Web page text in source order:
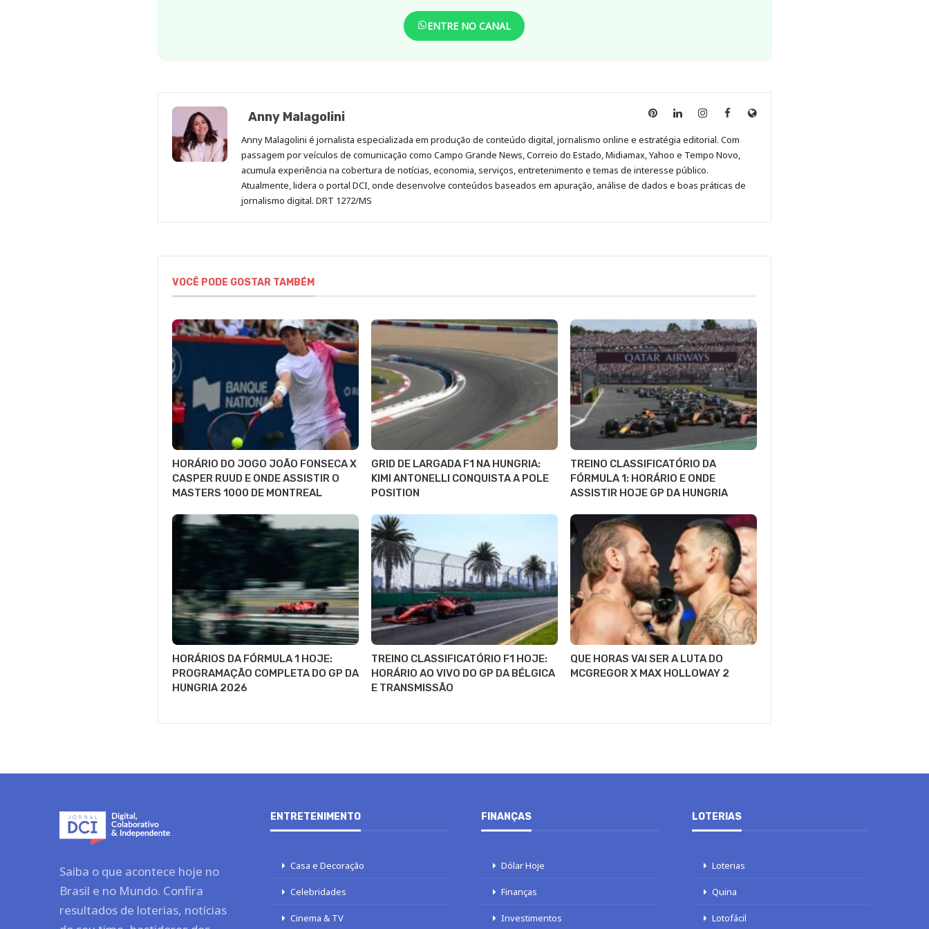
ENTRE NO CANAL
Anny Malagolini
Anny
no
Pinterest
Anny
no
LinkedIn
Anny
no
Instagram
Anny
no
Facebook
Site
Anny Malagolini é jornalista especializada em produção de conteúdo digital, jornalismo online e estratégia editorial. Com
passagem por veículos de comunicação como Campo Grande News, Correio do Estado, Midiamax, Yahoo e Tempo Novo,
acumula experiência na cobertura de notícias, economia, serviços, entretenimento e temas de interesse público.
Atualmente, lidera o portal DCI, onde desenvolve conteúdos baseados em apuração, análise de dados e boas práticas de
jornalismo digital. DRT 1272/MS
VOCÊ PODE GOSTAR TAMBÉM
HORÁRIO DO JOGO JOÃO FONSECA X
CASPER RUUD E ONDE ASSISTIR O
MASTERS 1000 DE MONTREAL
GRID DE LARGADA F1 NA HUNGRIA:
KIMI ANTONELLI CONQUISTA A POLE
POSITION
TREINO CLASSIFICATÓRIO DA
FÓRMULA 1: HORÁRIO E ONDE
ASSISTIR HOJE GP DA HUNGRIA
HORÁRIOS DA FÓRMULA 1 HOJE:
PROGRAMAÇÃO COMPLETA DO GP DA
HUNGRIA 2026
TREINO CLASSIFICATÓRIO F1 HOJE:
HORÁRIO AO VIVO DO GP DA BÉLGICA
E TRANSMISSÃO
QUE HORAS VAI SER A LUTA DO
MCGREGOR X MAX HOLLOWAY 2
Saiba o que acontece hoje no
Brasil e no Mundo. Confira
resultados de loterias, notícias
ENTRETENIMENTO
Casa e Decoração
Celebridades
Cinema & TV
FINANÇAS
Dólar Hoje
Finanças
Investimentos
LOTERIAS
Loterias
Quina
Lotofácil